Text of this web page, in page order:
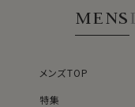
になっています。
※43cm（LL）・45cm
なサイズと同じ感覚で
MENS
メンズTOP
特集